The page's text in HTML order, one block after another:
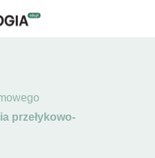
przełykowo-